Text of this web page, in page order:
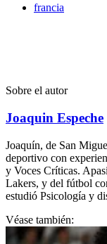
francia
Sobre el autor
Joaquin Espeche
Joaquín, de San
deportivo con
y Voces Críticas.
Lakers, y del fútbol
estudió Psicología y
Véase también: